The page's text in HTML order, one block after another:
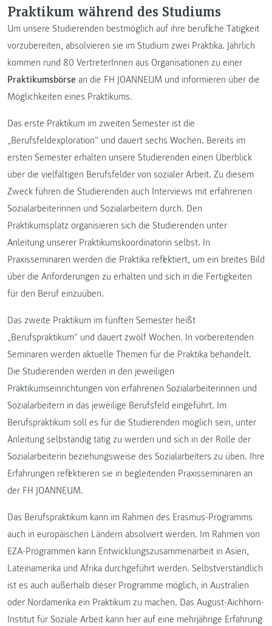
Praktikum während des Studiums
Um unsere Studierenden bestmöglich auf ihre berufliche Tätigkeit
vorzubereiten, absolvieren sie im Studium zwei Praktika. Jährlich
kommen rund 80 VertreterInnen aus Organisationen zu einer
Praktikumsbörse an die FH JOANNEUM und informieren über die
Möglichkeiten eines Praktikums.
Das erste Praktikum im zweiten Semester ist die
„Berufsfeldexploration“ und dauert sechs Wochen. Bereits im
ersten Semester erhalten unsere Studierenden einen Überblick
über die vielfältigen Berufsfelder von sozialer Arbeit. Zu diesem
Zweck führen die Studierenden auch Interviews mit erfahrenen
Sozialarbeiterinnen und Sozialarbeitern durch. Den
Praktikumsplatz organisieren sich die Studierenden unter
Anleitung unserer Praktikumskoordinatorin selbst. In
Praxisseminaren werden die Praktika reflektiert, um ein breites Bild
über die Anforderungen zu erhalten und sich in die Fertigkeiten
für den Beruf einzuüben.
Das zweite Praktikum im fünften Semester heißt
„Berufspraktikum“ und dauert zwölf Wochen. In vorbereitenden
Seminaren werden aktuelle Themen für die Praktika behandelt.
Die Studierenden werden in den jeweiligen
Praktikumseinrichtungen von erfahrenen Sozialarbeiterinnen und
Sozialarbeitern in das jeweilige Berufsfeld eingeführt. Im
Berufspraktikum soll es für die Studierenden möglich sein, unter
Anleitung selbständig tätig zu werden und sich in der Rolle der
Sozialarbeiterin beziehungsweise des Sozialarbeiters zu üben. Ihre
Erfahrungen reflektieren sie in begleitenden Praxisseminaren an
der FH JOANNEUM.
Das Berufspraktikum kann im Rahmen des Erasmus-Programms
auch in europäischen Ländern absolviert werden. Im Rahmen von
EZA-Programmen kann Entwicklungszusammenarbeit in Asien,
Lateinamerika und Afrika durchgeführt werden. Selbstverständlich
ist es auch außerhalb dieser Programme möglich, in Australien
oder Nordamerika ein Praktikum zu machen. Das August-Aichhorn-
Institut für Soziale Arbeit kann hier auf eine mehrjährige Erfahrung